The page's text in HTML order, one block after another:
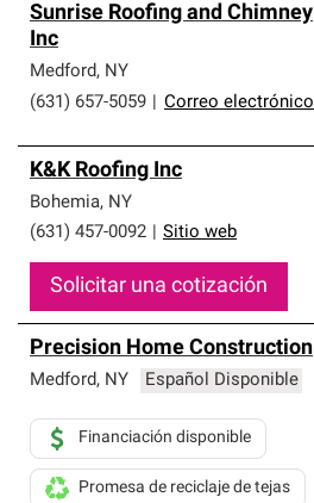
Sunrise Roofing and Chimney
Inc
Medford, NY
(631) 657-5059
Correo electrónico
K&K Roofing Inc
Bohemia, NY
(631) 457-0092
Sitio web
Solicitar una cotización
Precision Home Construction
Medford, NY Español Disponible
Financiación disponible
Promesa de reciclaje de tejas